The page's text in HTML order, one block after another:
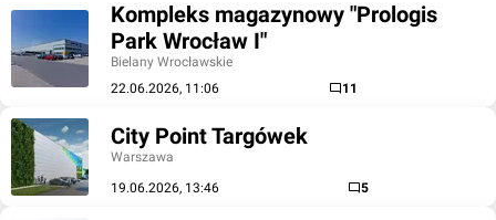
Kompleks magazynowy "Prologis
Park Wrocław I"
Bielany Wrocławskie
22.06.2026, 11:06
11
City Point Targówek
Warszawa
19.06.2026, 13:46
5